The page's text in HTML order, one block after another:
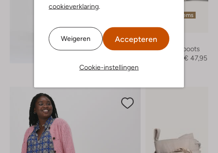
cookieverklaring
Weigeren Accepteren
Cookie-instellingen
Ontdek de look
Laatste items
-70%
Bronx
Chelsea boots
€ 47,95